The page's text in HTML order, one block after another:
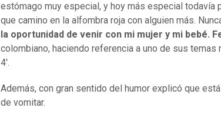
estómago muy especial, y hoy más especial todavía
que camino en la alfombra roja con alguien más.
la oportunidad de venir con mi mujer y mi bebé.
colombiano, haciendo referencia a uno de sus
4'.
Además, con gran sentido del humor explicó que
de vomitar.